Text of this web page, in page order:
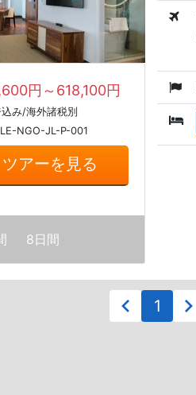
円～618,100円
み/海外諸税別
NGO-JL-P-001
ツアーを見る
8日間
1